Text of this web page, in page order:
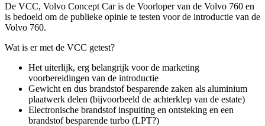
De VCC, Volvo Concept Car is de Voorloper van de Volvo 760 en
is bedoeld om de publieke opinie te testen voor de introductie van de
Volvo 760.
Wat is er met de VCC getest?
Het uiterlijk, erg belangrijk voor de marketing
voorbereidingen van de introductie
Gewicht en dus brandstof besparende zaken als aluminium
plaatwerk delen (bijvoorbeeld de achterklep van de estate)
Electronische brandstof inspuiting en ontsteking en een
brandstof besparende turbo (LPT?)